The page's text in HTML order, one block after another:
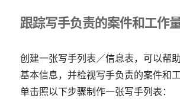
跟踪写手负责的案件和工作
创建一张写手列表／信息表，可以帮
基本信息，并检视写手负责的案件和
单击照以下步骤制作一张写手列表：